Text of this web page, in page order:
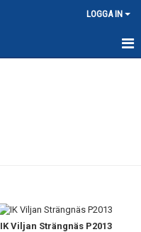
LOGGA IN
IK Viljan Strängnäs P2013